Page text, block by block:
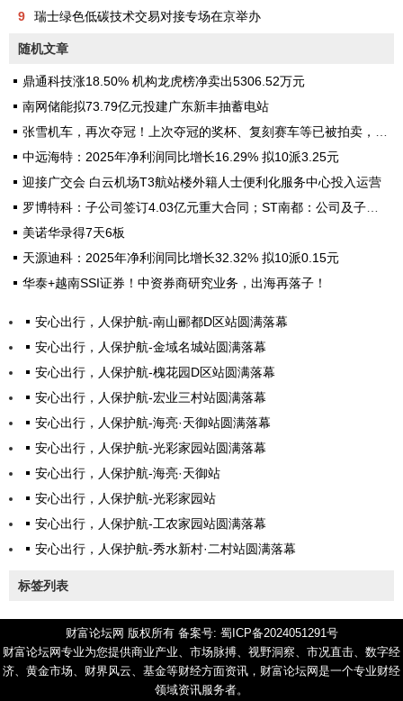
9
瑞士绿色低碳技术交易对接专场在京举办
随机文章
鼎通科技涨18.50% 机构龙虎榜净卖出5306.52万元
南网储能拟73.79亿元投建广东新丰抽蓄电站
张雪机车，再次夺冠！上次夺冠的奖杯、复刻赛车等已被拍卖，所得款项捐给嫣然天使基金！品牌已火到海外，此前获1000余台订单，将销往欧洲
中远海特：2025年净利润同比增长16.29% 拟10派3.25元
迎接广交会 白云机场T3航站楼外籍人士便利化服务中心投入运营
罗博特科：子公司签订4.03亿元重大合同；ST南都：公司及子公司银行账户被冻结 | 新能源早参
美诺华录得7天6板
天源迪科：2025年净利润同比增长32.32% 拟10派0.15元
华泰+越南SSI证券！中资券商研究业务，出海再落子！
安心出行，人保护航-南山郦都D区站圆满落幕
安心出行，人保护航-金域名城站圆满落幕
安心出行，人保护航-槐花园D区站圆满落幕
安心出行，人保护航-宏业三村站圆满落幕
安心出行，人保护航-海亮·天御站圆满落幕
安心出行，人保护航-光彩家园站圆满落幕
安心出行，人保护航-海亮·天御站
安心出行，人保护航-光彩家园站
安心出行，人保护航-工农家园站圆满落幕
安心出行，人保护航-秀水新村·二村站圆满落幕
标签列表
财富论坛网 版权所有 备案号: 蜀ICP备2024051291号
财富论坛网专业为您提供商业产业、市场脉搏、视野洞察、市况直击、数字经
济、黄金市场、财界风云、基金等财经方面资讯，财富论坛网是一个专业财经
领域资讯服务者。